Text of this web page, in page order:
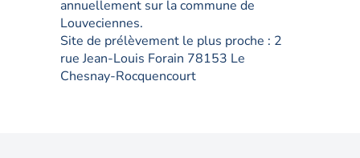
annuellement sur la commune de
Louveciennes.
Site de prélèvement le plus proche : 2
rue Jean-Louis Forain 78153 Le
Chesnay-Rocquencourt